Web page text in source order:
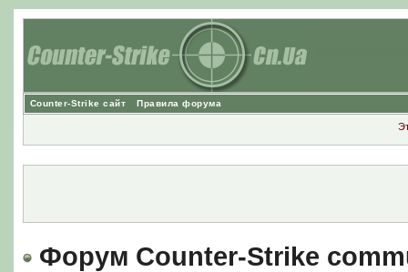
Counter-Strike сайт Правила форума
Форум Counter-Strike